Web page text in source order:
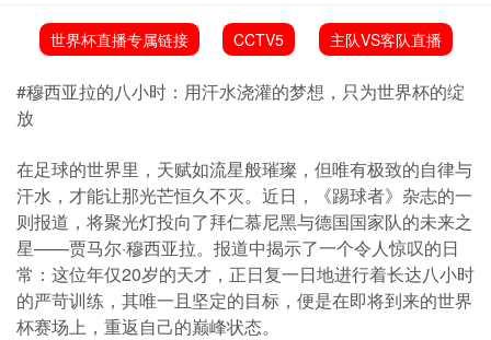
世界杯直播专属链接 CCTV5 主队VS客队直播
#穆西亚拉的八小时：用汗水浇灌的梦想，只为世界杯的绽
放
在足球的世界里，天赋如流星般璀璨，但唯有极致的自律与
汗水，才能让那光芒恒久不灭。近日，《踢球者》杂志的一
则报道，将聚光灯投向了拜仁慕尼黑与德国国家队的未来之
星——贾马尔·穆西亚拉。报道中揭示了一个令人惊叹的日
常：这位年仅20岁的天才，正日复一日地进行着长达八小时
的严苛训练，其唯一且坚定的目标，便是在即将到来的世界
杯赛场上，重返自己的巅峰状态。